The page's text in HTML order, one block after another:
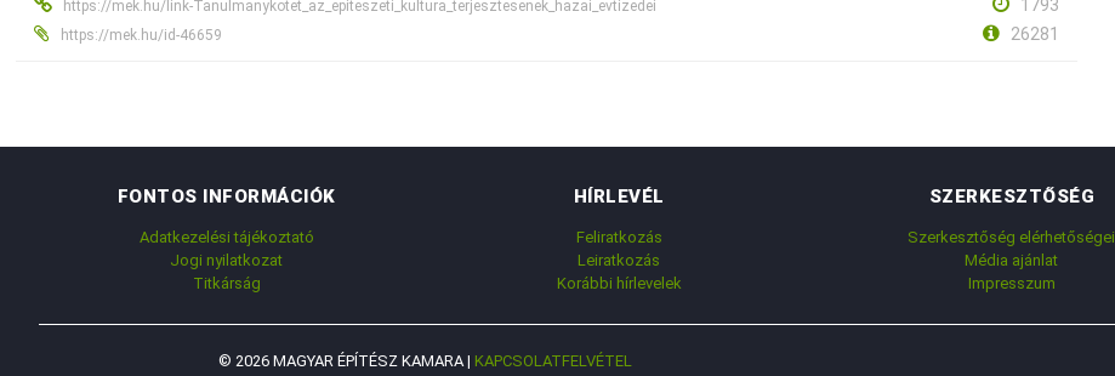
https://mek.hu/link-Tanulmanykotet_az_epiteszeti_kultura_terjesztesenek_hazai_evtizedei
1793
https://mek.hu/id-46659 26281
FONTOS INFORMÁCIÓK
Adatkezelési tájékoztató
Jogi nyilatkozat
Titkárság
HÍRLEVÉL
Feliratkozás
Leiratkozás
Korábbi hírlevelek
SZERKESZTŐSÉG
Szerkesztőség elérhetőségei
Média ajánlat
Impresszum
© 2026 MAGYAR ÉPÍTÉSZ KAMARA | KAPCSOLATFELVÉTEL